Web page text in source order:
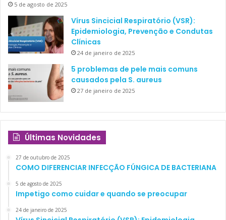
5 de agosto de 2025
Vírus Sincicial Respiratório (VSR):
Epidemiologia, Prevenção e Condutas
Clínicas
24 de janeiro de 2025
5 problemas de pele mais comuns
causados pela S. aureus
27 de janeiro de 2025
Últimas Novidades
27 de outubro de 2025
COMO DIFERENCIAR INFECÇÃO FÚNGICA DE BACTERIANA
5 de agosto de 2025
Impetigo como cuidar e quando se preocupar
24 de janeiro de 2025